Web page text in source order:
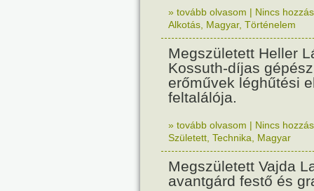
» tovább olvasom | Nincs
Alkotás Magyar, Történelem
Megszületett Heller
Kossuth-díjas
erőművek léghűtési
feltalálója.
» tovább olvasom | Nincs
Született Technika Magyar
Megszületett Vajda
avantgárd festő és